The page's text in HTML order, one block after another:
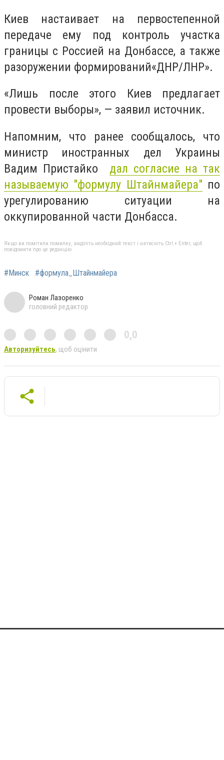
Киев настаивает на первостепенной
передаче ему под контроль участка
границы с Россией на Донбассе, а также
разоружении формирований«ДНР/ЛНР».
«Лишь после этого Киев предлагает
провести выборы», — заявил источник.
Напомним, что ранее сообщалось, что
министр иностранных дел Украины
Вадим Пристайко дал согласие на так
называемую "формулу Штайнмайера" по
урегулированию ситуации на
оккупированной части Донбасса.
Якщо ви помітили помилку, виділіть необхідний текст і натисніть Ctrl + Enter, щоб
повідомити про це редакцію
#Минск #формула_Штайнмайера
Роман Лазоренко
головний редактор
0,0
Авторизуйтесь, щоб оцінити